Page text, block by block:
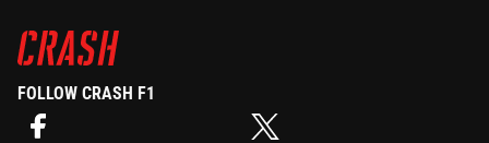
FOLLOW CRASH F1